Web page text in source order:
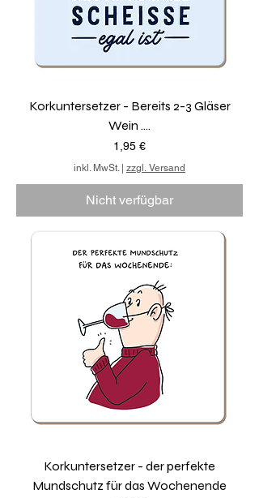
Korkuntersetzer - Bereits 2-3 Gläser
Wein ....
Preis
1,95 €
inkl. MwSt.| zzgl. Versand
Nicht verfügbar
Korkuntersetzer - der perfekte
Mundschutz für das Wochenende